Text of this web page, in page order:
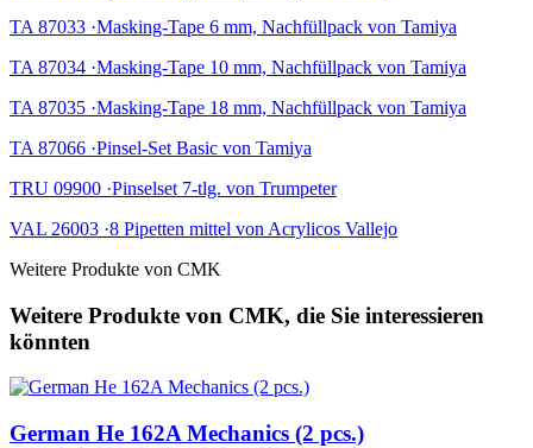
TA 87033 ·Masking-Tape 6 mm, Nachfüllpack von Tamiya
TA 87034 ·Masking-Tape 10 mm, Nachfüllpack von Tamiya
TA 87035 ·Masking-Tape 18 mm, Nachfüllpack von Tamiya
TA 87066 ·Pinsel-Set Basic von Tamiya
TRU 09900 ·Pinselset 7-tlg. von Trumpeter
VAL 26003 ·8 Pipetten mittel von Acrylicos Vallejo
Weitere Produkte von CMK
Weitere Produkte von CMK, die Sie interessieren
könnten
German He 162A Mechanics (2 pcs.)